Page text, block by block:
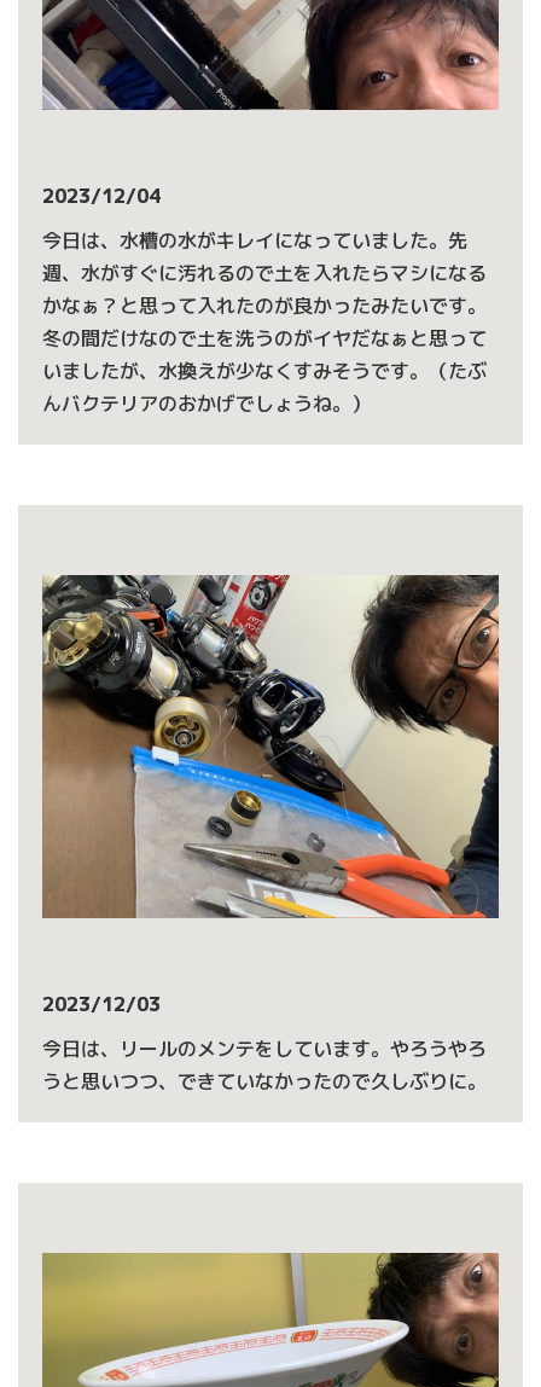
2023/12/04
今日は、水槽の水がキレイになっていました。先
週、水がすぐに汚れるので土を入れたらマシになる
かなぁ？と思って入れたのが良かったみたいです。
冬の間だけなので土を洗うのがイヤだなぁと思って
いましたが、水換えが少なくすみそうです。（たぶ
んバクテリアのおかげでしょうね。）
2023/12/03
今日は、リールのメンテをしています。やろうやろ
うと思いつつ、できていなかったので久しぶりに。